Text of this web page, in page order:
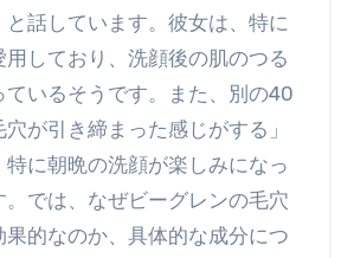
話しています。彼女は、特に
用しており、洗顔後の肌のつる
ているそうです。また、別の40
が引き締まった感じがする」
特に朝晩の洗顔が楽しみになっ
では、なぜビーグレンの毛穴
的なのか、具体的な成分につ